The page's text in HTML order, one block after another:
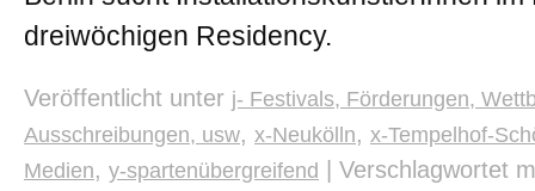
dreiwöchigen Residency.
Veröffentlicht unter j- Festivals, Förderungen,
Ausschreibungen, usw, x-Neukölln, x-Tempelhof-
Medien, y-spartenübergreifend Verschlagwortet